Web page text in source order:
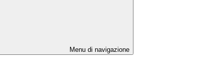
Menu di navigazione